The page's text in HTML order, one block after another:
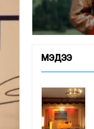
МЭДЭЭ